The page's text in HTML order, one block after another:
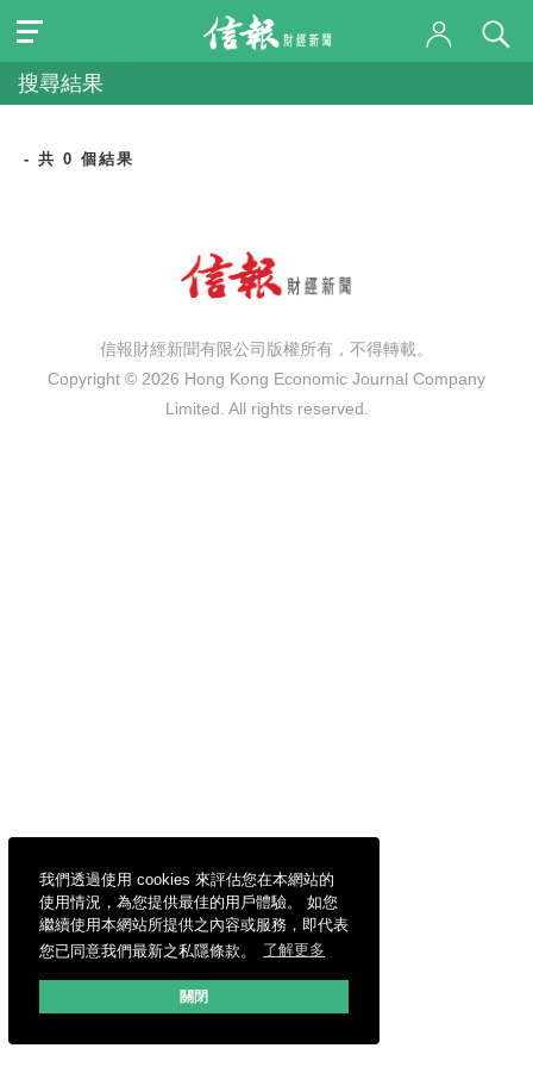
我們透過使用 cookies 來評估您在本網站的
使用情況，為您提供最佳的用戶體驗。 如您
繼續使用本網站所提供之內容或服務，即代表
您已同意我們最新之私隱條款。
了解更多
關閉
搜尋結果
- 共 0 個結果
信報財經新聞有限公司版權所有，不得轉載。
Copyright © 2026 Hong Kong Economic Journal Company
Limited. All rights reserved.